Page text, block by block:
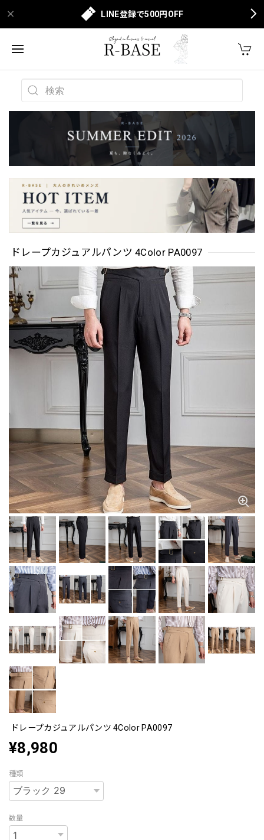
LINE登録で500円OFF
ドレープカジュアルパンツ 4Color PA0097
ドレープカジュアルパンツ 4Color PA0097
¥8,980
種類
数量